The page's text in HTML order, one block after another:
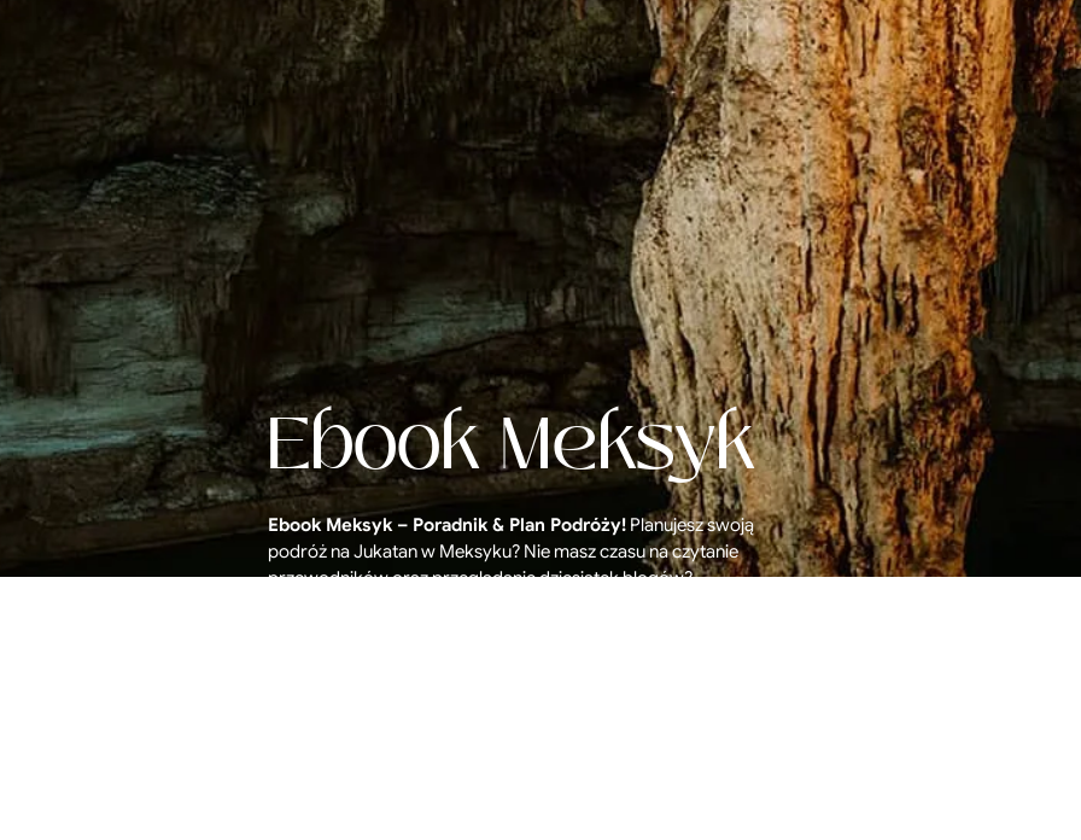
Ebook Meksyk
Ebook Meksyk – Poradnik & Plan Podróży! Planujesz swoją
podróż na Jukatan w Meksyku? Nie masz czasu na czytanie
przewodników oraz przeglądanie dziesiątek blogów?